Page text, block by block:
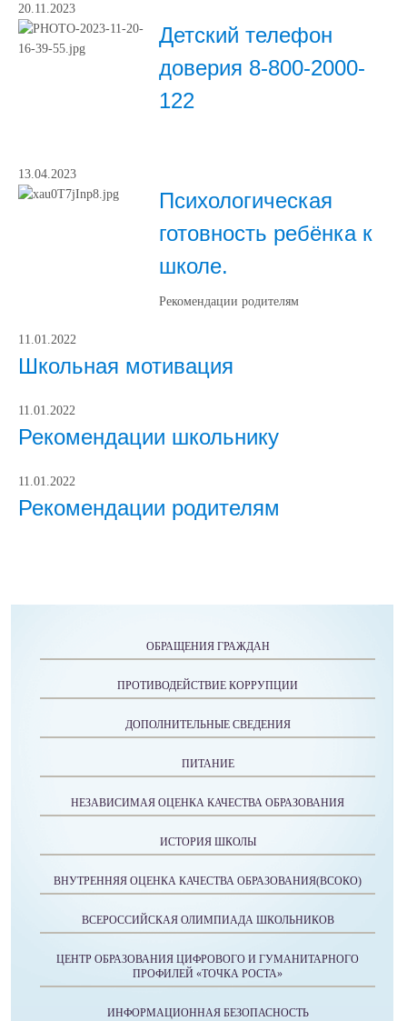
20.11.2023
Детский телефон
доверия 8-800-2000-
122
13.04.2023
Психологическая
готовность ребёнка к
школе.
Рекомендации родителям
11.01.2022
Школьная мотивация
11.01.2022
Рекомендации школьнику
11.01.2022
Рекомендации родителям
ОБРАЩЕНИЯ ГРАЖДАН
ПРОТИВОДЕЙСТВИЕ КОРРУПЦИИ
ДОПОЛНИТЕЛЬНЫЕ СВЕДЕНИЯ
ПИТАНИЕ
НЕЗАВИСИМАЯ ОЦЕНКА КАЧЕСТВА ОБРАЗОВАНИЯ
ИСТОРИЯ ШКОЛЫ
ВНУТРЕННЯЯ ОЦЕНКА КАЧЕСТВА ОБРАЗОВАНИЯ(ВСОКО)
ВСЕРОССИЙСКАЯ ОЛИМПИАДА ШКОЛЬНИКОВ
ЦЕНТР ОБРАЗОВАНИЯ ЦИФРОВОГО И ГУМАНИТАРНОГО
ПРОФИЛЕЙ «ТОЧКА РОСТА»
ИНФОРМАЦИОННАЯ БЕЗОПАСНОСТЬ